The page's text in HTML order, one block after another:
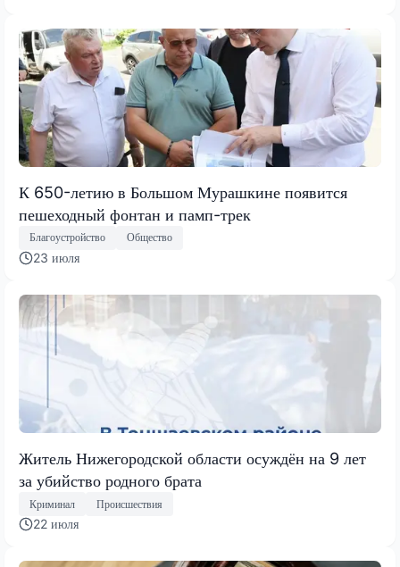
К 650-летию в Большом Мурашкине появится
пешеходный фонтан и памп-трек
Благоустройство Общество
23 июля
Житель Нижегородской области осуждён на 9 лет
за убийство родного брата
Криминал Происшествия
22 июля